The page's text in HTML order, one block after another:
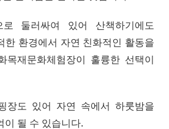
둘러싸여 있어 산책하기에도
한 환경에서 자연 친화적인 활동을
목재문화체험장이 훌륭한 선택이
장도 있어 자연 속에서 하룻밤을
이 될 수 있습니다.